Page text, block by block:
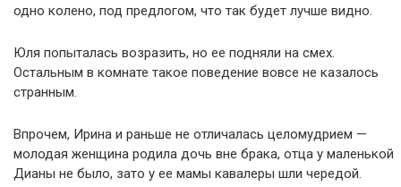
одно колено, под предлогом, что так будет лучше видно.
Юля попыталась возразить, но ее подняли на смех.
Остальным в комнате такое поведение вовсе не казалось
странным.
Впрочем, Ирина и раньше не отличалась целомудрием —
молодая женщина родила дочь вне брака, отца у маленькой
Дианы не было, зато у ее мамы кавалеры шли чередой.